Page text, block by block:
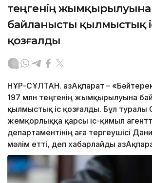
теңгенің жымқырылуына
байланысты қылмыстық
қозғалды
НҰР-СҰЛТАН. ҚазАқпарат –
197 млн теңгенің жымқырылуына
қылмыстық іс қозғалды. Бұл туралы
жемқорлыққа қарсы іс-қимыл
департаментінің аға тергеушісі
мәлім етті, деп хабарлайды